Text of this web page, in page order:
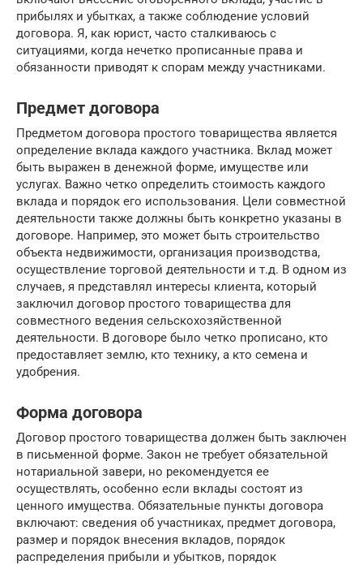
прибылях и убытках, а также соблюдение условий
договора. Я, как юрист, часто сталкиваюсь с
ситуациями, когда нечетко прописанные права и
обязанности приводят к спорам между участниками.
Предмет договора
Предметом договора простого товарищества является
определение вклада каждого участника. Вклад может
быть выражен в денежной форме, имуществе или
услугах. Важно четко определить стоимость каждого
вклада и порядок его использования. Цели совместной
деятельности также должны быть конкретно указаны в
договоре. Например, это может быть строительство
объекта недвижимости, организация производства,
осуществление торговой деятельности и т.д. В одном из
случаев, я представлял интересы клиента, который
заключил договор простого товарищества для
совместного ведения сельскохозяйственной
деятельности. В договоре было четко прописано, кто
предоставляет землю, кто технику, а кто семена и
удобрения.
Форма договора
Договор простого товарищества должен быть заключен
в письменной форме. Закон не требует обязательной
нотариальной завери, но рекомендуется ее
осуществлять, особенно если вклады состоят из
ценного имущества. Обязательные пункты договора
включают: сведения об участниках, предмет договора,
размер и порядок внесения вкладов, порядок
распределения прибыли и убытков, порядок